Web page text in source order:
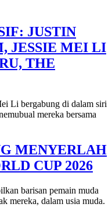
JUSTIN
JESSIE MEI LI
THE
Li bergabung di dalam siri
mereka bersama
MENYERLAH
CUP 2026
barisan pemain muda
mereka, dalam usia muda.